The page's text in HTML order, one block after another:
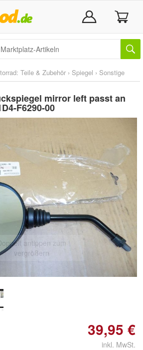
Teile & Zubehör › Spiegel › Sonstige
mirror left passt an
F6290-00
antippen zum
vergrößern
39,95 €
inkl. MwSt.